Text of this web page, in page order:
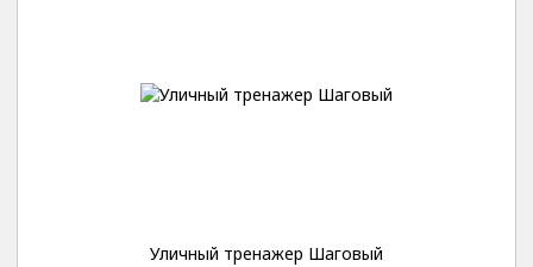
Уличный тренажер Шаговый